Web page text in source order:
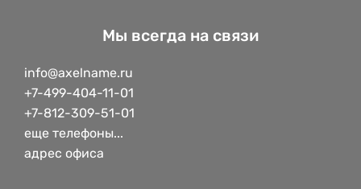
Мы всегда на связи
info@axelname.ru
+7-499-404-11-01
+7-812-309-51-01
еще телефоны...
адрес офиса